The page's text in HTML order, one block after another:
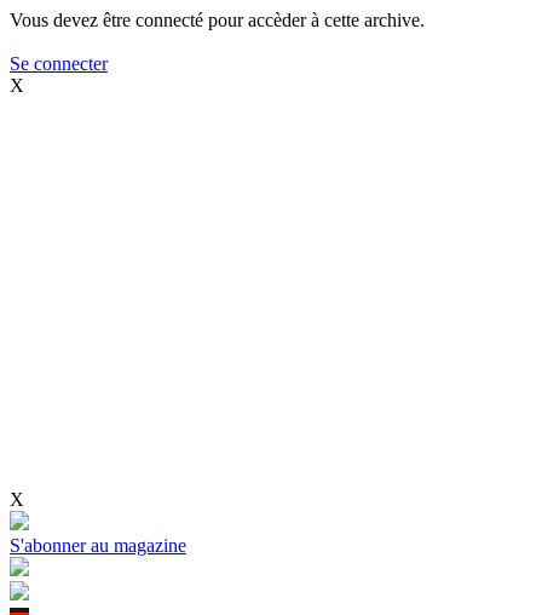
Vous devez être connecté pour accèder à cette archive.
Se connecter
X
X
S'abonner au magazine